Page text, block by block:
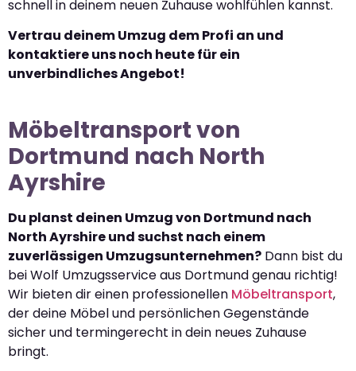
schnell in deinem neuen Zuhause wohlfühlen kannst.
Vertrau deinem Umzug dem Profi an und
kontaktiere uns noch heute für ein
unverbindliches Angebot!
Möbeltransport von
Dortmund nach North
Ayrshire
Du planst deinen Umzug von Dortmund nach
North Ayrshire und suchst nach einem
zuverlässigen Umzugsunternehmen? Dann bist du
bei Wolf Umzugsservice aus Dortmund genau richtig!
Wir bieten dir einen professionellen Möbeltransport,
der deine Möbel und persönlichen Gegenstände
sicher und termingerecht in dein neues Zuhause
bringt.